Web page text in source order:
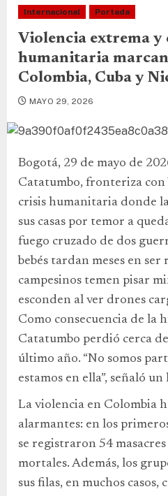
Internacional Portada
Violencia extrema y
humanitaria
Colombia, Cuba y
MAYO 29, 2026
Bogotá, 29 de mayo de
Catatumbo, fronteriza con
crisis humanitaria donde
sus casas por temor a
fuego cruzado de dos
bebés tardan meses en ser
campesinos temen pisar
esconden al ver drones
Como consecuencia de la
Catatumbo perdió cerca
último año. “No somos
estamos en ella”, señaló
La violencia en Colombia
alarmantes: en los
se registraron 54
mortales. Además, los
sus filas, en muchos casos,